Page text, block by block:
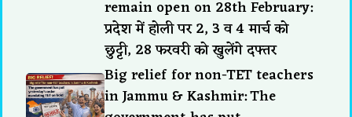
remain open on 28th February:
प्रदेश में होली पर 2, 3 व 4 मार्च को
छुट्टी, 28 फरवरी को खुलेंगे दफ्तर
Big relief for non-TET teachers
in Jammu & Kashmir: The